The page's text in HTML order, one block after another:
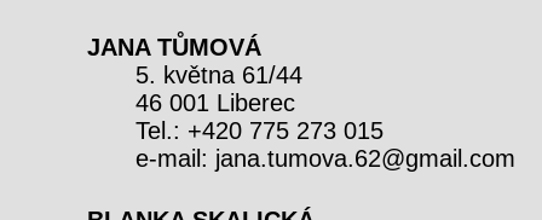
JANA TŮMOVÁ
5. května 61/44
46 001 Liberec
Tel.: +420 775 273 015
e-mail: jana.tumova.62@gmail.com